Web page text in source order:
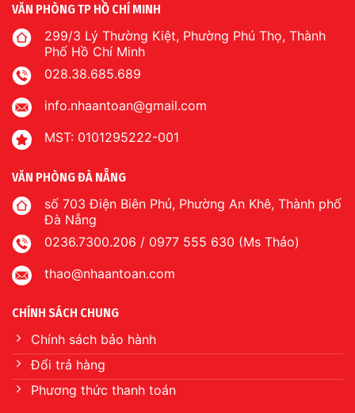
VĂN PHÒNG TP HỒ CHÍ MINH
299/3 Lý Thường Kiệt, Phường Phú Thọ, Thành
Phố Hồ Chí Minh
028.38.685.689
info.nhaantoan@gmail.com
MST: 0101295222-001
VĂN PHÒNG ĐÀ NẴNG
số 703 Điện Biên Phủ, Phường An Khê, Thành phố
Đà Nẵng
0236.7300.206 / 0977 555 630 (Ms Thảo)
thao@nhaantoan.com
CHÍNH SÁCH CHUNG
Chính sách bảo hành
Đổi trả hàng
Phương thức thanh toán